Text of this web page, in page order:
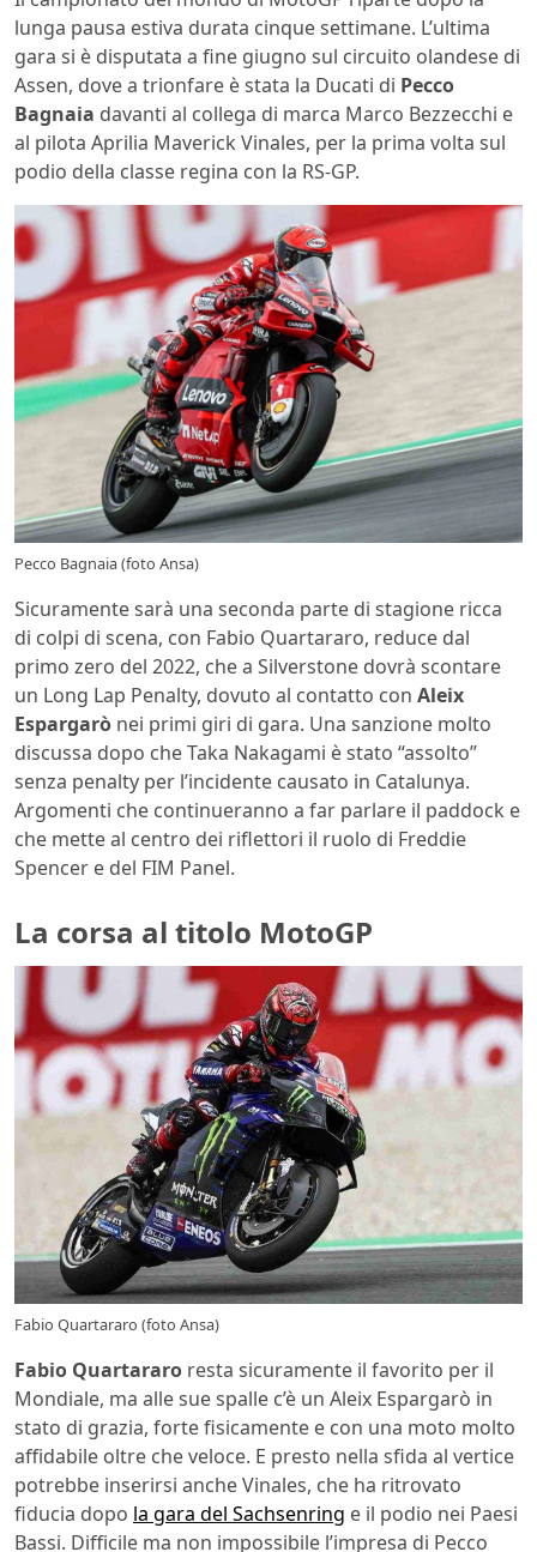
lunga pausa estiva durata cinque settimane. L’ultima
gara si è disputata a fine giugno sul circuito olandese di
Assen, dove a trionfare è stata la Ducati di Pecco
Bagnaia davanti al collega di marca Marco Bezzecchi e
al pilota Aprilia Maverick Vinales, per la prima volta sul
podio della classe regina con la RS-GP.
Pecco Bagnaia (foto Ansa)
Sicuramente sarà una seconda parte di stagione ricca
di colpi di scena, con Fabio Quartararo, reduce dal
primo zero del 2022, che a Silverstone dovrà scontare
un Long Lap Penalty, dovuto al contatto con Aleix
Espargarò nei primi giri di gara. Una sanzione molto
discussa dopo che Taka Nakagami è stato “assolto”
senza penalty per l’incidente causato in Catalunya.
Argomenti che continueranno a far parlare il paddock e
che mette al centro dei riflettori il ruolo di Freddie
Spencer e del FIM Panel.
La corsa al titolo MotoGP
Fabio Quartararo (foto Ansa)
Fabio Quartararo resta sicuramente il favorito per il
Mondiale, ma alle sue spalle c’è un Aleix Espargarò in
stato di grazia, forte fisicamente e con una moto molto
affidabile oltre che veloce. E presto nella sfida al vertice
potrebbe inserirsi anche Vinales, che ha ritrovato
fiducia dopo la gara del Sachsenring e il podio nei Paesi
Bassi. Difficile ma non impossibile l’impresa di Pecco